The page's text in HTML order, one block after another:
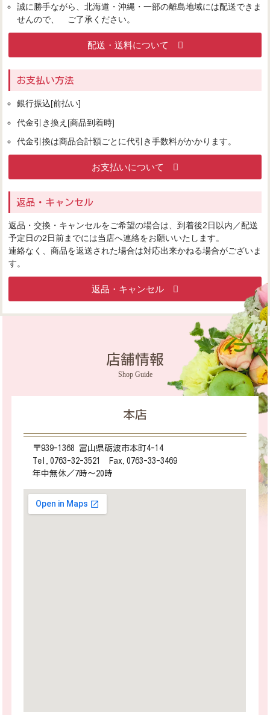
誠に勝手ながら、北海道・沖縄・一部の離島地域には配送できま
せんので、 ご了承ください。
配送・送料について
お支払い方法
銀行振込[前払い]
代金引き換え[商品到着時]
代金引換は商品合計額ごとに代引き手数料がかかります。
お支払いについて
返品・キャンセル
返品・交換・キャンセルをご希望の場合は、到着後2日以内／配送
予定日の2日前までには当店へ連絡をお願いいたします。
連絡なく、商品を返送された場合は対応出来かねる場合がございま
す。
返品・キャンセル
店舗情報
Shop Guide
本店
〒939-1368 富山県砺波市本町4-14
Tel.0763-32-3521 Fax.0763-33-3469
年中無休／7時～20時